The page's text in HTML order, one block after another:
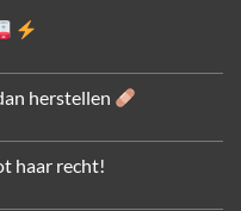
herstellen
haar recht!